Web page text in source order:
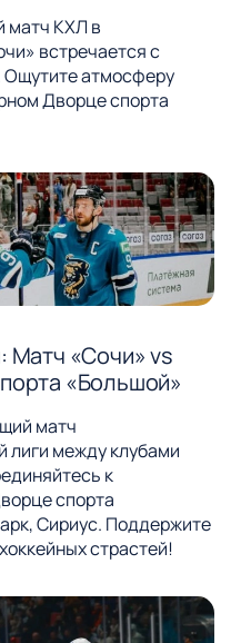
матч КХЛ в
встречается с
Ощутите атмосферу
Дворце спорта
Матч «Сочи» vs
«Большой»
матч
лиги между клубами
к
спорта
Сириус. Поддержите
страстей!